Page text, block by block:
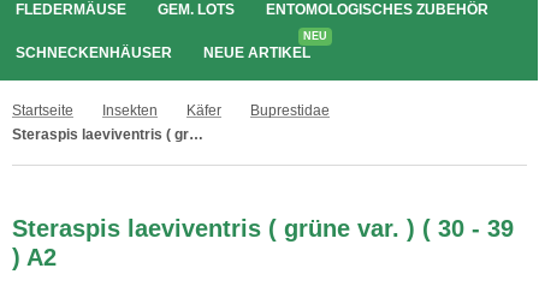
FLEDERMÄUSE GEM. LOTS ENTOMOLOGISCHES ZUBEHÖR
SCHNECKENHÄUSER NEUE ARTIKEL
NEU
Startseite Insekten Käfer
Buprestidae
Steraspis laeviventris ( grüne var. ) ( 30 - 39 ) A2
Steraspis laeviventris ( grüne var. ) ( 30 - 39
) A2